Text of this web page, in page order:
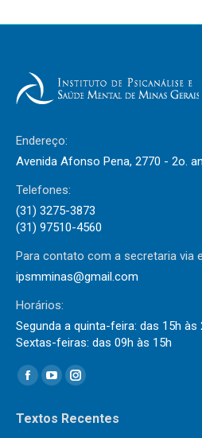
Endereço:
Avenida Afonso Pena, 2770 - 2o.
Telefones:
(31) 3275-3873
(31) 97510-4560
Para contato com a secretaria via
ipsmminas@gmail.com
Horários:
Segunda a quinta-feira: das 15h às
Sextas-feiras: das 09h às 15h
Encontre-nos em:
Facebook
opens
YouTube
opens
Instagram
opens
Textos Recentes